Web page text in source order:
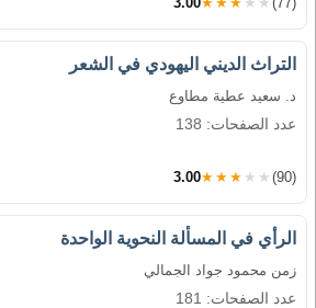
التراث الديني اليهودي في الشعر
د. سعيد عطية مطاوع
عدد الصفحات: 138
3.00★★★★★ (90)
الرأي في المسألة النحوية الواحدة
زمن محمود جواد الجمالي
عدد الصفحات: 181